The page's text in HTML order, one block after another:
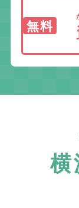
無料